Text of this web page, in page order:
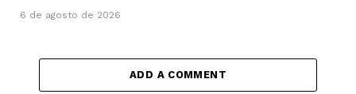
6 de agosto de 2026
ADD A COMMENT